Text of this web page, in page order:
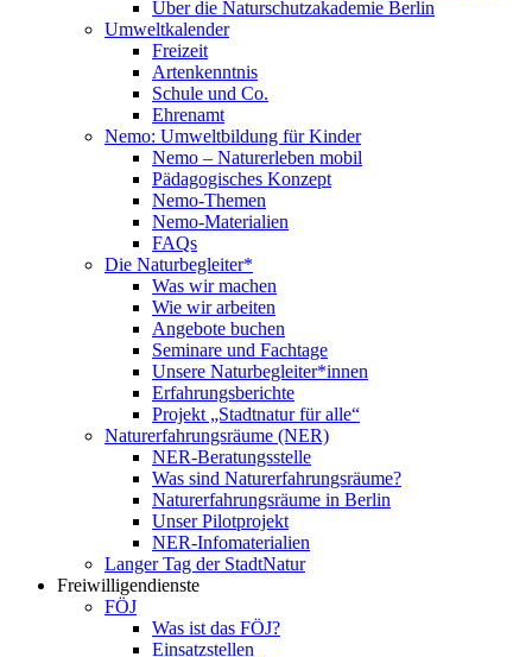
Über die Naturschutzakademie Berlin
Umweltkalender
Freizeit
Artenkenntnis
Schule und Co.
Ehrenamt
Nemo: Umweltbildung für Kinder
Nemo – Naturerleben mobil
Pädagogisches Konzept
Nemo-Themen
Nemo-Materialien
FAQs
Die Naturbegleiter*
Was wir machen
Wie wir arbeiten
Angebote buchen
Seminare und Fachtage
Unsere Naturbegleiter*innen
Erfahrungsberichte
Projekt „Stadtnatur für alle“
Naturerfahrungsräume (NER)
NER-Beratungsstelle
Was sind Naturerfahrungsräume?
Naturerfahrungsräume in Berlin
Unser Pilotprojekt
NER-Infomaterialien
Langer Tag der StadtNatur
Freiwilligendienste
FÖJ
Was ist das FÖJ?
Einsatzstellen